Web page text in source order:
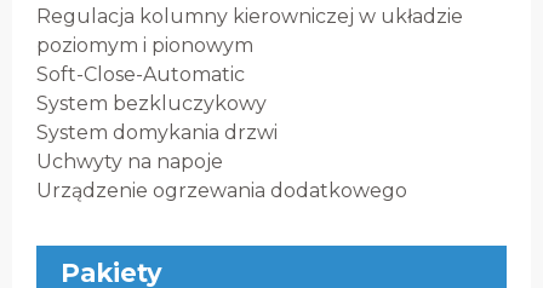
Regulacja kolumny kierowniczej w układzie
poziomym i pionowym
Soft-Close-Automatic
System bezkluczykowy
System domykania drzwi
Uchwyty na napoje
Urządzenie ogrzewania dodatkowego
Pakiety